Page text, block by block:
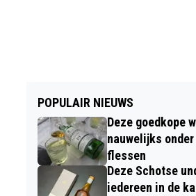
POPULAIR NIEUWS
Deze goedkope
nauwelijks
flessen
Deze Schotse
iedereen in de